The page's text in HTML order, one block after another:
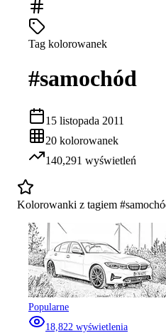
Tag kolorowanek
#samochód
15 listopada 2011
20 kolorowanek
140,291 wyświetleń
Kolorowanki z tagiem #
Popularne
18,822 wyświetlenia